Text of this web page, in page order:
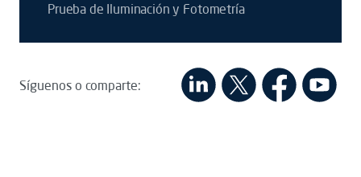
Prueba de Iluminación y Fotometría
Síguenos o comparte: